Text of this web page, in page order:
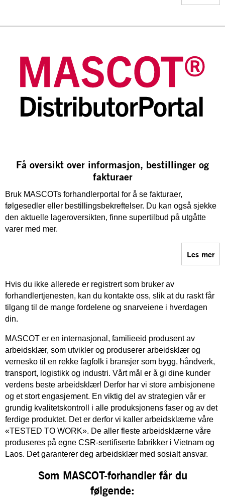
Få oversikt over informasjon, bestillinger og
fakturaer
Bruk MASCOTs forhandlerportal for å se fakturaer,
følgesedler eller bestillingsbekreftelser. Du kan også sjekke
den aktuelle lageroversikten, finne supertilbud på utgåtte
varer med mer.
Les mer
Hvis du ikke allerede er registrert som bruker av
forhandlertjenesten, kan du kontakte oss, slik at du raskt får
tilgang til de mange fordelene og snarveiene i hverdagen
din.
MASCOT er en internasjonal, familieeid produsent av
arbeidsklær, som utvikler og produserer arbeidsklær og
vernesko til en rekke fagfolk i bransjer som bygg, håndverk,
transport, logistikk og industri. Vårt mål er å gi dine kunder
verdens beste arbeidsklær! Derfor har vi store ambisjonene
og et stort engasjement. En viktig del av strategien vår er
grundig kvalitetskontroll i alle produksjonens faser og av det
ferdige produktet. Det er derfor vi kaller arbeidsklærne våre
«TESTED TO WORK». De aller fleste arbeidsklærne våre
produseres på egne CSR-sertifiserte fabrikker i Vietnam og
Laos. Det garanterer deg arbeidsklær med sosialt ansvar.
Som MASCOT-forhandler får du
følgende: